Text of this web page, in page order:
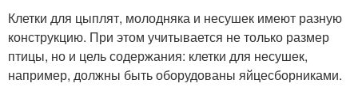
Клетки для цыплят, молодняка и несушек имеют разную
конструкцию. При этом учитывается не только размер
птицы, но и цель содержания: клетки для несушек,
например, должны быть оборудованы яйцесборниками.